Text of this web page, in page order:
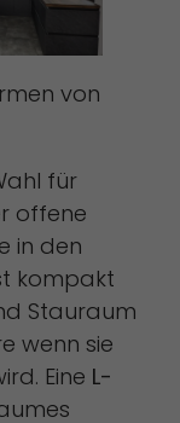
von
für
offene
in den
kompakt
Stauraum
wenn sie
Eine L-